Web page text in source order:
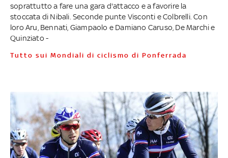
soprattutto a fare una gara d'attacco e a favorire la
stoccata di Nibali. Seconde punte Visconti e Colbrelli. Con
loro Aru, Bennati, Giampaolo e Damiano Caruso, De Marchi e
Quinziato -
Tutto sui Mondiali di ciclismo di Ponferrada